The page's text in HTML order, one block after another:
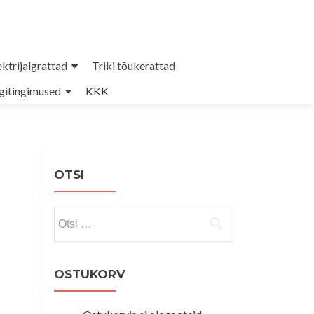
Triki tõukerattad
KKK
OTSI
OSTUKORV